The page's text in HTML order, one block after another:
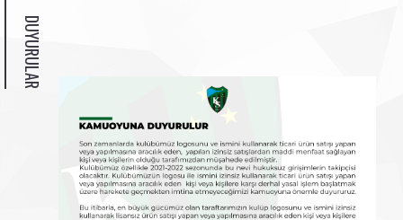
DUYURULAR